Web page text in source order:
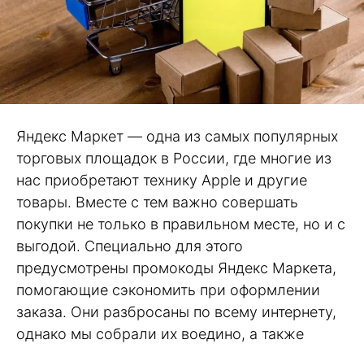
Яндекс Маркет — одна из самых популярных
торговых площадок в России, где многие из
нас приобретают технику Apple и другие
товары. Вместе с тем важно совершать
покупки не только в правильном месте, но и с
выгодой. Специально для этого
предусмотрены промокоды Яндекс Маркета,
помогающие сэкономить при оформлении
заказа. Они разбросаны по всему интернету,
однако мы собрали их воедино, а также